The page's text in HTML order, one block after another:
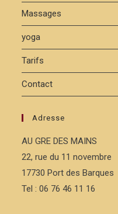
Massages
yoga
Tarifs
Contact
Adresse
AU GRE DES MAINS
22, rue du 11 novembre
17730 Port des Barques
Tel : 06 76 46 11 16